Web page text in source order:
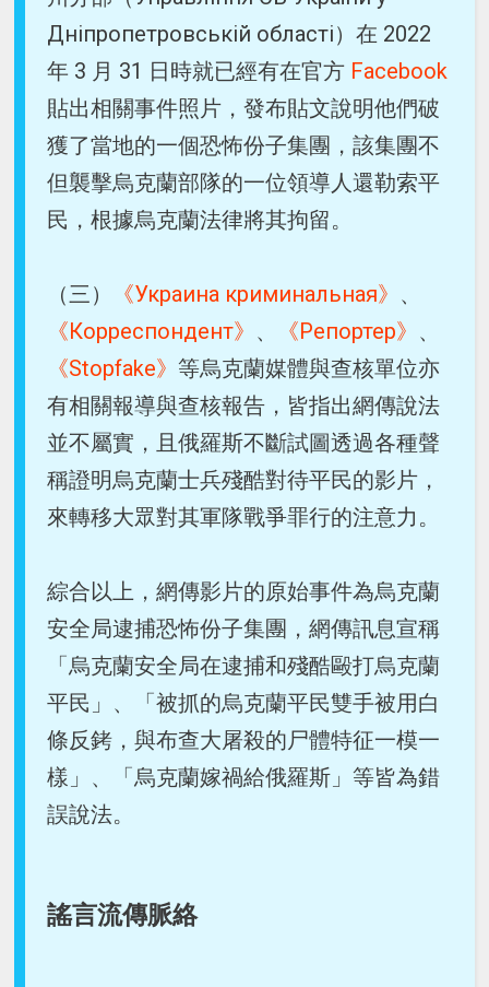
Дніпропетровській області）在 2022
年 3 月 31 日時就已經有在官方 Facebook
貼出相關事件照片，發布貼文說明他們破
獲了當地的一個恐怖份子集團，該集團不
但襲擊烏克蘭部隊的一位領導人還勒索平
民，根據烏克蘭法律將其拘留。
（三） 《Украина криминальная》 、
《Корреспондент》 、 《Репортер》 、
《Stopfake》等烏克蘭媒體與查核單位亦
有相關報導與查核報告，皆指出網傳說法
並不屬實，且俄羅斯不斷試圖透過各種聲
稱證明烏克蘭士兵殘酷對待平民的影片，
來轉移大眾對其軍隊戰爭罪行的注意力。
綜合以上，網傳影片的原始事件為烏克蘭
安全局逮捕恐怖份子集團，網傳訊息宣稱
「烏克蘭安全局在逮捕和殘酷毆打烏克蘭
平民」、「被抓的烏克蘭平民雙手被用白
條反銬，與布查大屠殺的尸體特征一模一
樣」、「烏克蘭嫁禍給俄羅斯」等皆為錯
誤說法。
謠言流傳脈絡